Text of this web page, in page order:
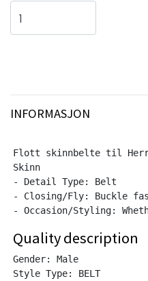
INFORMASJON
Flott skinnbelte til
Skinn
- Detail Type: Belt
- Closing/Fly: Buckle
Quality description
Gender: Male
Style Type: BELT